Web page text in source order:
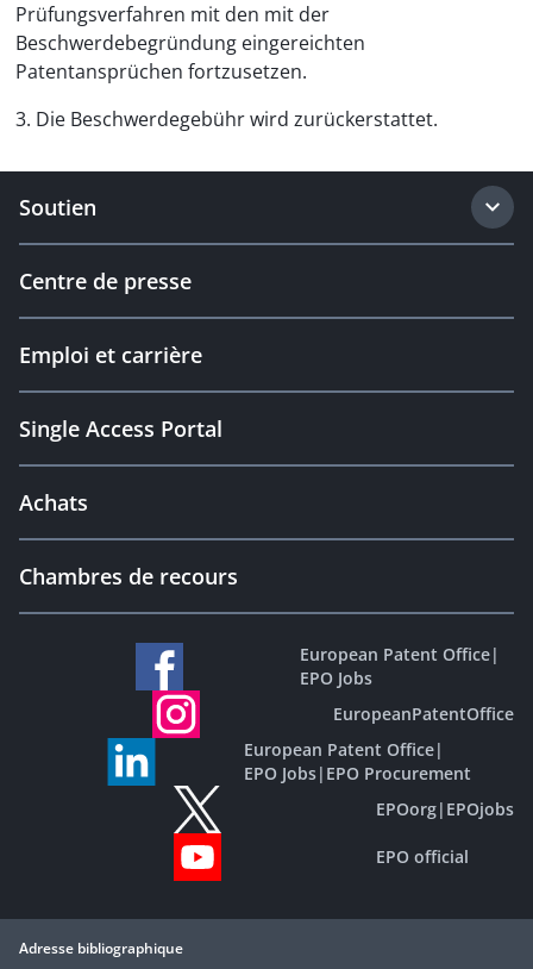
Prüfungsverfahren mit den mit der
Beschwerdebegründung eingereichten
Patentansprüchen fortzusetzen.
3. Die Beschwerdegebühr wird zurückerstattet.
Soutien
Centre de presse
Emploi et carrière
Single Access Portal
Achats
Chambres de recours
European Patent Office|
EPO Jobs
EuropeanPatentOffice
European Patent Office|
EPO Jobs| EPO Procurement
EPOorg| EPOjobs
EPO official
Adresse bibliographique